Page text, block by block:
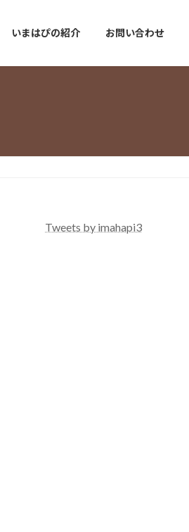
いまはぴの紹介 お問い合わせ
Tweets by imahapi3